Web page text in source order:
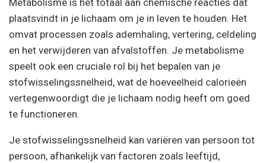
Metabolisme is het totaal aan chemische reacties dat
plaatsvindt in je lichaam om je in leven te houden. Het
omvat processen zoals ademhaling, vertering, celdeling
en het verwijderen van afvalstoffen. Je metabolisme
speelt ook een cruciale rol bij het bepalen van je
stofwisselingssnelheid, wat de hoeveelheid calorieën
vertegenwoordigt die je lichaam nodig heeft om goed
te functioneren.
Je stofwisselingssnelheid kan variëren van persoon tot
persoon, afhankelijk van factoren zoals leeftijd,